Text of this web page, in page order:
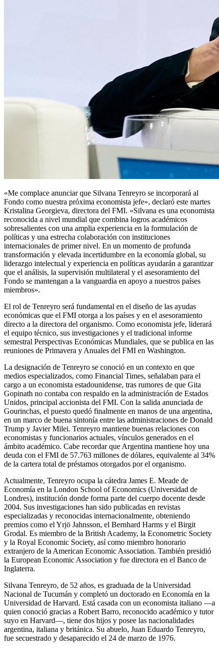
«Me complace anunciar que Silvana Tenreyro se incorporará al
Fondo como nuestra próxima economista jefe», declaró este martes
Kristalina Georgieva, directora del FMI. «Silvana es una economista
reconocida a nivel mundial que combina logros académicos
sobresalientes con una amplia experiencia en la formulación de
políticas y una estrecha colaboración con instituciones
internacionales de primer nivel. En un momento de profunda
transformación y elevada incertidumbre en la economía global, su
liderazgo intelectual y experiencia en políticas ayudarán a garantizar
que el análisis, la supervisión multilateral y el asesoramiento del
Fondo se mantengan a la vanguardia en apoyo a nuestros países
miembros».
El rol de Tenreyro será fundamental en el diseño de las ayudas
económicas que el FMI otorga a los países y en el asesoramiento
directo a la directora del organismo. Como economista jefe, liderará
el equipo técnico, sus investigaciones y el tradicional informe
semestral Perspectivas Económicas Mundiales, que se publica en las
reuniones de Primavera y Anuales del FMI en Washington.
La designación de Tenreyro se conoció en un contexto en que
medios especializados, como Financial Times, señalaban para el
cargo a un economista estadounidense, tras rumores de que Gita
Gopinath no contaba con respaldo en la administración de Estados
Unidos, principal accionista del FMI. Con la salida anunciada de
Gourinchas, el puesto quedó finalmente en manos de una argentina,
en un marco de buena sintonía entre las administraciones de Donald
Trump y Javier Milei. Tenreyro mantiene buenas relaciones con
economistas y funcionarios actuales, vínculos generados en el
ámbito académico. Cabe recordar que Argentina mantiene hoy una
deuda con el FMI de 57.763 millones de dólares, equivalente al 34%
de la cartera total de préstamos otorgados por el organismo.
Actualmente, Tenreyro ocupa la cátedra James E. Meade de
Economía en la London School of Economics (Universidad de
Londres), institución donde forma parte del cuerpo docente desde
2004. Sus investigaciones han sido publicadas en revistas
especializadas y reconocidas internacionalmente, obteniendo
premios como el Yrjö Jahnsson, el Bernhard Harms y el Birgit
Grodal. Es miembro de la British Academy, la Econometric Society
y la Royal Economic Society, así como miembro honorario
extranjero de la American Economic Association. También presidió
la European Economic Association y fue directora en el Banco de
Inglaterra.
Silvana Tenreyro, de 52 años, es graduada de la Universidad
Nacional de Tucumán y completó un doctorado en Economía en la
Universidad de Harvard. Está casada con un economista italiano —a
quien conoció gracias a Robert Barro, reconocido académico y tutor
suyo en Harvard—, tiene dos hijos y posee las nacionalidades
argentina, italiana y británica. Su abuelo, Juan Eduardo Tenreyro,
fue secuestrado y desaparecido el 24 de marzo de 1976.